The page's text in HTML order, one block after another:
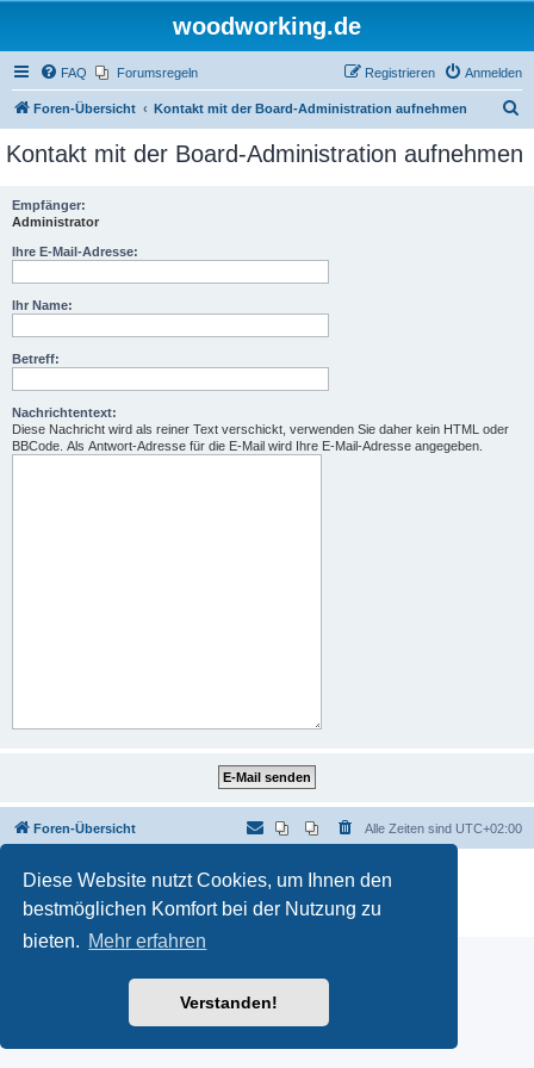
Diese Website nutzt Cookies, um Ihnen den
bestmöglichen Komfort bei der Nutzung zu
bieten. Mehr erfahren
Verstanden!
woodworking.de
FAQ Forumsregeln Anmelden
Registrieren
Foren-Übersicht Kontakt mit der Board-Administration aufnehmen
c
Kontakt mit der Board-Administration aufnehmen
Empfänger:
Administrator
Ihre E-Mail-Adresse:
Ihr Name:
Betreff:
Nachrichtentext:
Diese Nachricht wird als reiner Text verschickt, verwenden Sie daher kein HTML oder
BBCode. Als Antwort-Adresse für die E-Mail wird Ihre E-Mail-Adresse angegeben.
Foren-Übersicht Alle Zeiten sind UTC+02:00
Powered by phpBB
® Forum Software © phpBB Limited
Deutsche Übersetzung durch
Datenschutz|Nutzungsbedingungen